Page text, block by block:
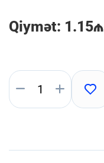
Qiymət: 1.15₼